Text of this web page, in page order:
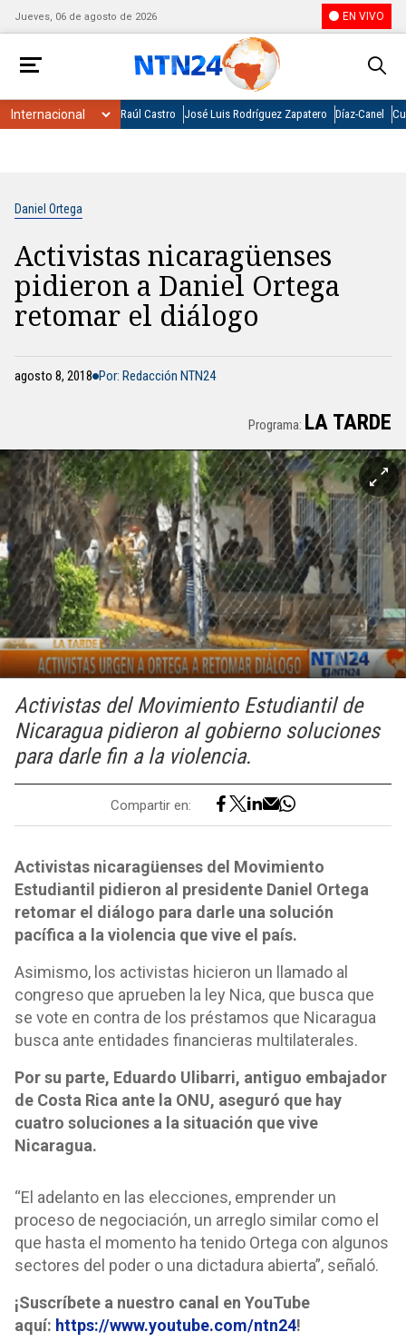
Jueves, 06 de agosto de 2026 EN VIVO
Raúl Castro José Luis Rodríguez Zapatero Díaz-Canel
Daniel Ortega
Activistas nicaragüenses
pidieron a Daniel Ortega
retomar el diálogo
agosto 8, 2018 Por: Redacción NTN24
Programa: LA TARDE
Activistas del Movimiento Estudiantil de
Nicaragua pidieron al gobierno soluciones
para darle fin a la violencia.
Compartir en:
Activistas nicaragüenses del Movimiento
Estudiantil pidieron al presidente Daniel Ortega
retomar el diálogo para darle una solución
pacífica a la violencia que vive el país.
Asimismo, los activistas hicieron un llamado al
congreso que aprueben la ley Nica, que busca que
se vote en contra de los préstamos que Nicaragua
busca ante entidades financieras multilaterales.
Por su parte, Eduardo Ulibarri, antiguo embajador
de Costa Rica ante la ONU, aseguró que hay
cuatro soluciones a la situación que vive
Nicaragua.
“El adelanto en las elecciones, emprender un
proceso de negociación, un arreglo similar como el
que hasta el momento ha tenido Ortega con algunos
sectores del poder o una dictadura abierta”, señaló.
¡Suscríbete a nuestro canal en YouTube
aquí: https://www.youtube.com/ntn24!